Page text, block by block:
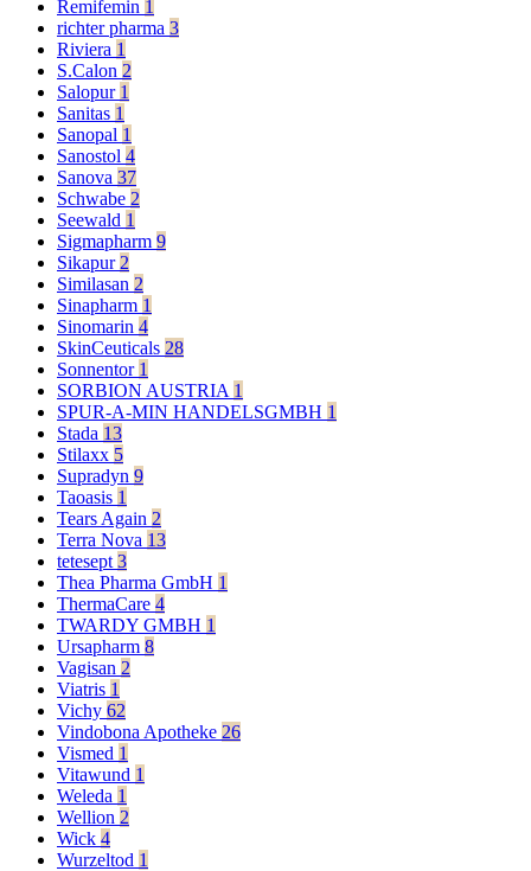
Remifemin 1
richter pharma 3
Riviera 1
S.Calon 2
Salopur 1
Sanitas 1
Sanopal 1
Sanostol 4
Sanova 37
Schwabe 2
Seewald 1
Sigmapharm 9
Sikapur 2
Similasan 2
Sinapharm 1
Sinomarin 4
SkinCeuticals 28
Sonnentor 1
SORBION AUSTRIA 1
SPUR-A-MIN HANDELSGMBH 1
Stada 13
Stilaxx 5
Supradyn 9
Taoasis 1
Tears Again 2
Terra Nova 13
tetesept 3
Thea Pharma GmbH 1
ThermaCare 4
TWARDY GMBH 1
Ursapharm 8
Vagisan 2
Viatris 1
Vichy 62
Vindobona Apotheke 26
Vismed 1
Vitawund 1
Weleda 1
Wellion 2
Wick 4
Wurzeltod 1